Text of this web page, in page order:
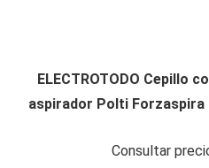
ELECTROTODO Cepillo
aspirador Polti Forzaspira
Consultar